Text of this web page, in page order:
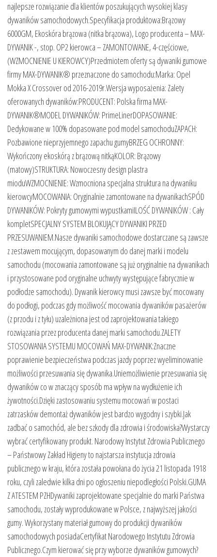
najlepsze rozwiązanie dla klientów poszukujących wysokiej klasy
dywaników samochodowych.Specyfikacja produktowa:Brązowy
6000GM, Ekoskóra brązowa (nitka brązowa), Logo producenta – MAX-
DYWANIK -, stop. OP2 kierowca – ZAMONTOWANE, 4-częściowe,
(WZMOCNIENIE U KIEROWCY)Przedmiotem oferty są dywaniki gumowe
firmy MAX-DYWANIK® przeznaczone do samochodu:Marka: Opel
Mokka X Crossover od 2016-2019r.Wersja wyposażenia: Zalety
oferowanych dywaników:PRODUCENT: Polska firma MAX-
DYWANIK®MODEL DYWANIKÓW: PrimeLinerDOPASOWANIE:
Dedykowane w 100% dopasowane pod model samochoduZAPACH:
Pozbawione nieprzyjemnego zapachu gumyBRZEG OCHRONNY:
Wykończony ekoskórą z brązową nitkąKOLOR: Brązowy
(matowy)STRUKTURA: Nowoczesny design plastra
mioduWZMOCNIENIE: Wzmocniona specjalna struktura na dywaniku
kierowcyMOCOWANIA: Oryginalnie zamontowane na dywanikachSPÓD
DYWANIKÓW: Pokryty gumowymi wypustkamiILOŚĆ DYWANIKÓW : Cały
kompletSPECJALNY SYSTEM BLOKUJĄCY DYWANIKI PRZED
PRZESUWANIEM.Nasze dywaniki samochodowe dostarczane są zawsze
z zestawem mocującym, dopasowanym do danej marki i modelu
samochodu (mocowania zamontowane są już oryginalnie na dywanikach
i przystosowane pod oryginalne uchwyty występujące fabrycznie w
podłodze samochodu). Dywanik kierowcy musi zawsze być mocowany
do podłogi, podczas gdy możliwość mocowania dywaników pasażerów
(z przodu i z tyłu) uzależniona jest od zaprojektowania takiego
rozwiązania przez producenta danej marki samochodu.ZALETY
STOSOWANIA SYSTEMU MOCOWAŃ MAX-DYWANIK:Znaczne
poprawienie bezpieczeństwa podczas jazdy poprzez wyeliminowanie
możliwości przesuwania się dywanika.Uniemożliwienie przesuwania się
dywaników co w znaczący sposób ma wpływ na wydłużenie ich
żywotności.Dzięki zastosowaniu systemu mocowań w postaci
zatrzasków demontaż dywaników jest bardzo wygodny i szybki.Jak
zadbać o samochód, ale bez szkody dla zdrowia i środowiska?Wystarczy
wybrać certyfikowany produkt. Narodowy Instytut Zdrowia Publicznego
– Państwowy Zakład Higieny to najstarsza instytucja zdrowia
publicznego w kraju, która została powołana do życia 21 listopada 1918
roku, czyli zaledwie kilka dni po ogłoszeniu niepodległości Polski.GUMA
Z ATESTEM PZHDywaniki zaprojektowane specjalnie do marki Państwa
samochodu, zostały wyprodukowane w Polsce, z najwyższej jakości
gumy. Wykorzystany materiał gumowy do produkcji dywaników
samochodowych posiadaCertyfikat Narodowego Instytutu Zdrowia
Publicznego.Czym kierować się przy wyborze dywaników gumowych?